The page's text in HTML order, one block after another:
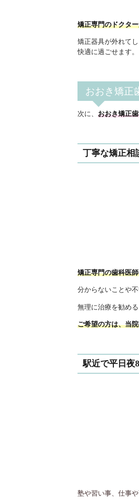
矯正専門のドクタ
矯正器具が外れて
快適に過ごせます。
おおき矯正
次に、 おおき矯正
丁寧な矯正相
矯正専門の歯科医
分からないことや
無理に治療を勧め
ご希望の方は、当
駅近で平日夜
塾や習い事、仕事